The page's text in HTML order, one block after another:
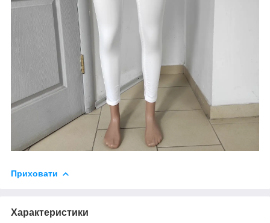
Приховати
Характеристики